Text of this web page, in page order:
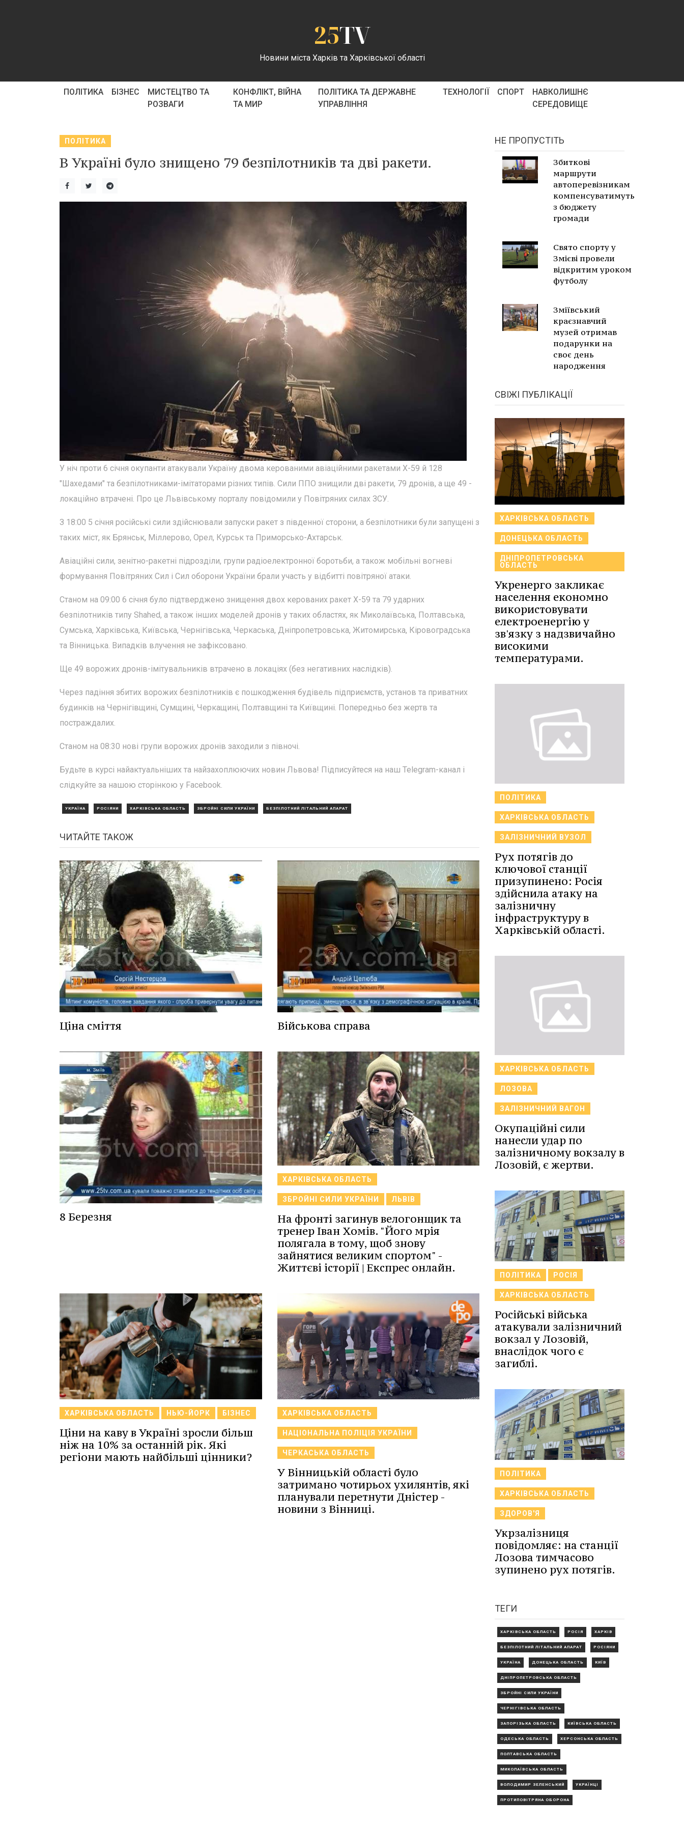
25TV
Новини міста Харків та Харківської області
ПОЛІТИКА БІЗНЕС
МИСТЕЦТВО ТА
РОЗВАГИ
КОНФЛІКТ, ВІЙНА
ТА МИР
ПОЛІТИКА ТА ДЕРЖАВНЕ
УПРАВЛІННЯ
ТЕХНОЛОГІЇ СПОРТ
НАВКОЛИШНЄ
СЕРЕДОВИЩЕ
ПОЛІТИКА
В Україні було знищено 79 безпілотників та дві ракети.
У ніч проти 6 січня окупанти атакували Україну двома керованими авіаційними ракетами Х-59 й 128
"Шахедами" та безпілотниками-імітаторами різних типів. Сили ППО знищили дві ракети, 79 дронів, а ще 49 -
локаційно втрачені. Про це Львівському порталу повідомили у Повітряних силах ЗСУ.
З 18:00 5 січня російські сили здійснювали запуски ракет з південної сторони, а безпілотники були запущені з
таких міст, як Брянськ, Міллерово, Орел, Курськ та Приморсько-Ахтарськ.
Авіаційні сили, зенітно-ракетні підрозділи, групи радіоелектронної боротьби, а також мобільні вогневі
формування Повітряних Сил і Сил оборони України брали участь у відбитті повітряної атаки.
Станом на 09:00 6 січня було підтверджено знищення двох керованих ракет Х-59 та 79 ударних
безпілотників типу Shahed, а також інших моделей дронів у таких областях, як Миколаївська, Полтавська,
Сумська, Харківська, Київська, Чернігівська, Черкаська, Дніпропетровська, Житомирська, Кіровоградська
та Вінницька. Випадків влучення не зафіксовано.
Ще 49 ворожих дронів-імітувальників втрачено в локаціях (без негативних наслідків).
Через падіння збитих ворожих безпілотників є пошкодження будівель підприємств, установ та приватних
будинків на Чернігівщині, Сумщині, Черкащині, Полтавщині та Київщині. Попередньо без жертв та
постраждалих.
Станом на 08:30 нові групи ворожих дронів заходили з півночі.
Будьте в курсі найактуальніших та найзахоплюючих новин Львова! Підписуйтеся на наш Telegram-канал і
слідкуйте за нашою сторінкою у Facebook.
УКРАЇНА РОСІЯНИ ХАРКІВСЬКА ОБЛАСТЬ ЗБРОЙНІ СИЛИ УКРАЇНИ БЕЗПІЛОТНИЙ ЛІТАЛЬНИЙ АПАРАТ
ЧИТАЙТЕ ТАКОЖ
Ціна сміття Військова справа
8 Березня
ХАРКІВСЬКА ОБЛАСТЬ
ЗБРОЙНІ СИЛИ УКРАЇНИ ЛЬВІВ
На фронті загинув велогонщик та
тренер Іван Хомів. "Його мрія
полягала в тому, щоб знову
зайнятися великим спортом" -
Життєві історії | Експрес онлайн.
ХАРКІВСЬКА ОБЛАСТЬ НЬЮ-ЙОРК БІЗНЕС
Ціни на каву в Україні зросли більш
ніж на 10% за останній рік. Які
регіони мають найбільші цінники?
ХАРКІВСЬКА ОБЛАСТЬ
НАЦІОНАЛЬНА ПОЛІЦІЯ УКРАЇНИ
ЧЕРКАСЬКА ОБЛАСТЬ
У Вінницькій області було
затримано чотирьох ухилянтів, які
планували перетнути Дністер -
новини з Вінниці.
НЕ ПРОПУСТІТЬ
Збиткові
маршрути
автоперевізникам
компенсуватимуть
з бюджету
громади
Свято спорту у
Змієві провели
відкритим уроком
футболу
Зміївський
краєзнавчий
музей отримав
подарунки на
своє день
народження
СВІЖІ ПУБЛІКАЦІЇ
ХАРКІВСЬКА ОБЛАСТЬ
ДОНЕЦЬКА ОБЛАСТЬ
ДНІПРОПЕТРОВСЬКА
ОБЛАСТЬ
Укренерго закликає
населення економно
використовувати
електроенергію у
зв'язку з надзвичайно
високими
температурами.
ПОЛІТИКА
ХАРКІВСЬКА ОБЛАСТЬ
ЗАЛІЗНИЧНИЙ ВУЗОЛ
Рух потягів до
ключової станції
призупинено: Росія
здійснила атаку на
залізничну
інфраструктуру в
Харківській області.
ХАРКІВСЬКА ОБЛАСТЬ
ЛОЗОВА
ЗАЛІЗНИЧНИЙ ВАГОН
Окупаційні сили
нанесли удар по
залізничному вокзалу в
Лозовій, є жертви.
ПОЛІТИКА РОСІЯ
ХАРКІВСЬКА ОБЛАСТЬ
Російські війська
атакували залізничний
вокзал у Лозовій,
внаслідок чого є
загиблі.
ПОЛІТИКА
ХАРКІВСЬКА ОБЛАСТЬ
ЗДОРОВ'Я
Укрзалізниця
повідомляє: на станції
Лозова тимчасово
зупинено рух потягів.
ТЕГИ
ХАРКІВСЬКА ОБЛАСТЬ РОСІЯ ХАРКІВ
БЕЗПІЛОТНИЙ ЛІТАЛЬНИЙ АПАРАТ РОСІЯНИ
УКРАЇНА ДОНЕЦЬКА ОБЛАСТЬ КИЇВ
ДНІПРОПЕТРОВСЬКА ОБЛАСТЬ
ЗБРОЙНІ СИЛИ УКРАЇНИ
ЧЕРНІГІВСЬКА ОБЛАСТЬ
ЗАПОРІЗЬКА ОБЛАСТЬ КИЇВСЬКА ОБЛАСТЬ
ОДЕСЬКА ОБЛАСТЬ ХЕРСОНСЬКА ОБЛАСТЬ
ПОЛТАВСЬКА ОБЛАСТЬ
МИКОЛАЇВСЬКА ОБЛАСТЬ
ВОЛОДИМИР ЗЕЛЕНСЬКИЙ УКРАЇНЦІ
ПРОТИПОВІТРЯНА ОБОРОНА